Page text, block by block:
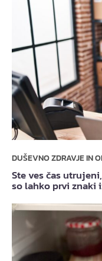
DUŠEVNO ZDRAVJE IN
Ste ves čas
so lahko prvi znaki